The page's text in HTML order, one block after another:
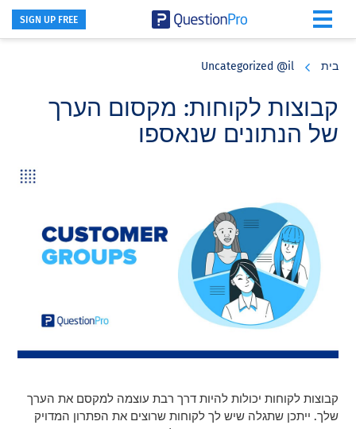
SIGN UP FREE
בית Uncategorized @il
קבוצות לקוחות: מקסום הערך
של הנתונים שנאספו
קבוצות לקוחות יכולות להיות דרך רבת עוצמה למקסם את הערך
שלך. ייתכן שתגלה שיש לך לקוחות שרוצים את הפתרון המדויק